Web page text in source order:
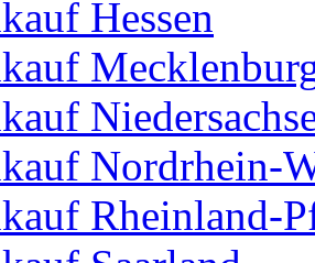
Hessen
Nordrhein-
Rheinland-